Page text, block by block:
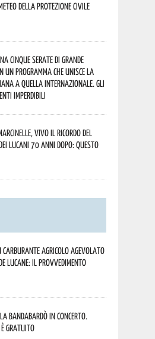
della Protezione civile
cinque serate di grande
un programma che unisce la
a quella internazionale. Gli
imperdibili
vivo il ricordo del
lucani 70 anni dopo: questo
carburante agricolo agevolato
lucane: il provvedimento
Bandabardò in concerto.
è gratuito